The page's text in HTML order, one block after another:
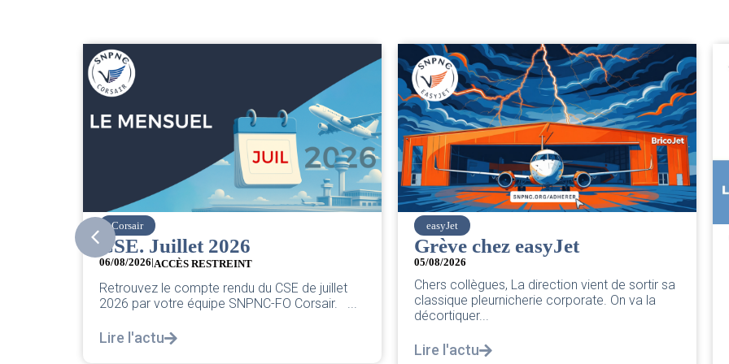
easyJet
Grève chez easyJet
05/08/2026
Chers collègues, La direction vient de sortir sa
classique pleurnicherie corporate. On va la
décortiquer...
SNPNC
CER/CRPN : L’intersyndicale
PNC/Pilotes unie exige une
réponse législative
04/08/2026 |CRPN
L’intersyndicale PNC/Pilotes unie exige une
réponse législative Courrier Intersyndical : Lire